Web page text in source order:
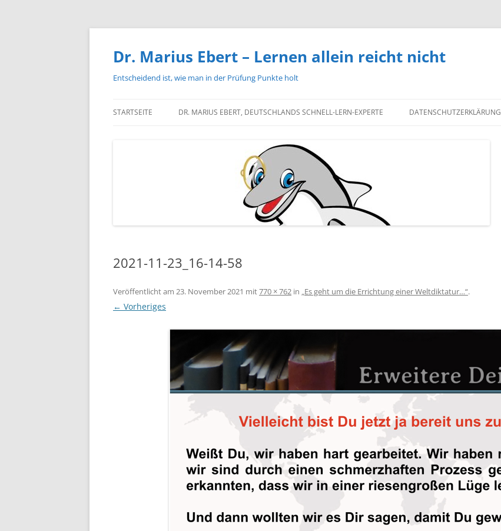
Zum
Dr. Marius Ebert – Lernen allein reicht nicht
Entscheidend ist, wie man in der Prüfung Punkte holt
STARTSEITE DR. MARIUS EBERT, DEUTSCHLANDS SCHNELL-LERN-EXPERTE DATENSCHUTZERKLÄRUNG
2021-11-23_16-14-58
Veröffentlicht am 23. November 2021 mit770 × 762 in „Es geht um die Errichtung einer Weltdiktatur…“.
← Vorheriges